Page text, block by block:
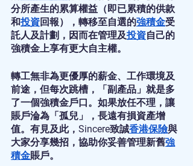
分所產生的累算權益（即已累積的供款
和投資回報），轉移至自選的強積金受
託人及計劃，因而在管理及投資自己的
強積金上享有更大自主權。
轉工無非為更優厚的薪金、工作環境及
前途，但每次跳槽，「副產品」就是多
了一個強積金戶口。如果放任不理，讓
賬戶淪為「孤兒」，長遠有損資產增
值。有見及此，Sincere致誠香港保險與
大家分享幾招，協助你妥善管理新舊強
積金賬戶。